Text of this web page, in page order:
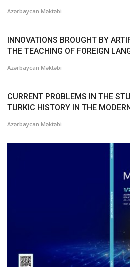
Azərbaycan Məktəbi
INNOVATIONS BROUGHT BY
THE TEACHING OF FOREIGN
Azərbaycan Məktəbi
CURRENT PROBLEMS IN THE
TURKIC HISTORY IN THE
Azərbaycan Məktəbi